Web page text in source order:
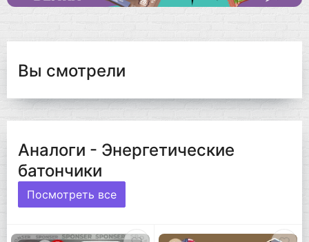
Вы смотрели
Аналоги - Энергетические
батончики
Посмотреть все